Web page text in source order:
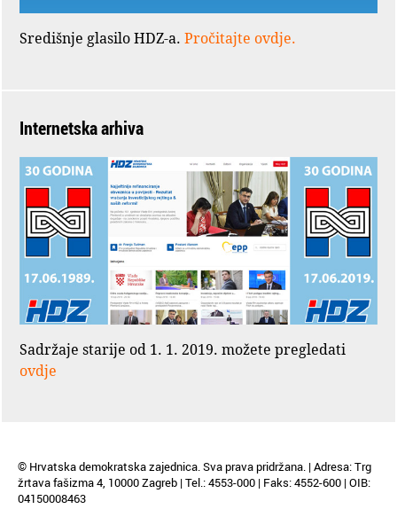
Središnje glasilo HDZ-a. Pročitajte ovdje.
Internetska arhiva
Sadržaje starije od 1. 1. 2019. možete pregledati
ovdje
© Hrvatska demokratska zajednica. Sva prava pridržana. | Adresa: Trg
žrtava fašizma 4, 10000 Zagreb | Tel.: 4553-000 | Faks: 4552-600 | OIB:
04150008463